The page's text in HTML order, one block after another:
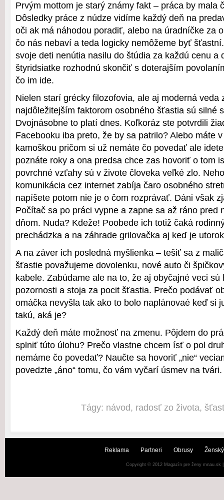
Prvým mottom je starý známy fakt – práca by mala
Dôsledky práce z núdze vidíme každý deň na
oči ak má náhodou poradiť, alebo na úradníčke za
čo nás nebaví a teda logicky nemôžeme byť
svoje deti nenútia nasilu do štúdia za každú cenu a
štyridsiatke rozhodnú skončiť s doterajším
čo im ide.
Nielen starí grécky filozofovia, ale aj moderná veda
najdôležitejším faktorom osobného šťastia sú silné
Dvojnásobne to platí dnes. Koľkoráz ste potvrdili
Facebooku iba preto, že by sa patrilo? Alebo máte
kamoškou pričom si už nemáte čo povedať ale
poznáte roky a ona predsa chce zas hovoriť o tom
povrchné vzťahy sú v živote človeka veľké zlo.
komunikácia cez internet zabíja čaro osobného
napíšete potom nie je o čom rozprávať. Dáni však
Počítač sa po práci vypne a zapne sa až ráno pred
dňom. Nuda? Kdeže! Poobede ich totiž čaká
prechádzka a na záhrade grilovačka aj keď je
A na záver ich posledná myšlienka – tešiť sa z
šťastie považujeme dovolenku, nové auto či
kabele. Zabúdame ale na to, že aj obyčajné veci sú
pozornosti a stoja za pocit šťastia. Prečo podávať
omáčka nevyšla tak ako to bolo naplánovaé keď si
takú, aká je?
Každý deň máte možnosť na zmenu. Pôjdem do
splniť túto úlohu? Prečo vlastne chcem ísť o pol
nemáme čo povedať? Naučte sa hovoriť „nie“
povedzte „áno“ tomu, čo vám vyčarí úsmev na tvári.
Tágy: návod, radosť zo života,
Reklama Partneri Obrusy
Copyright © 2012 Magazín pre ženy mnau.sk